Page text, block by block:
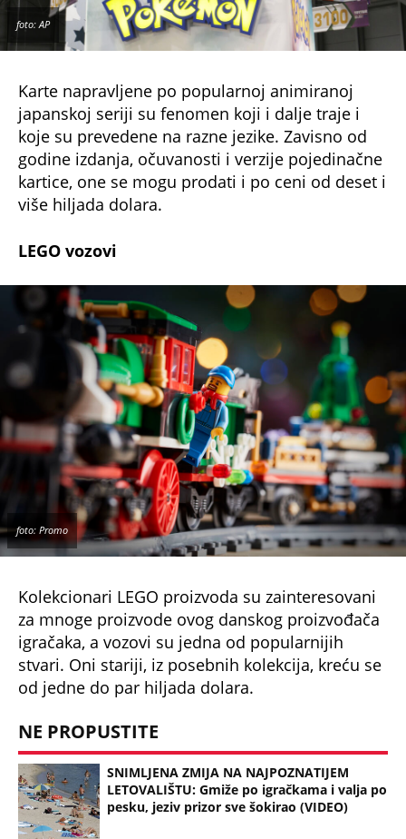
foto: AP
Karte napravljene po popularnoj animiranoj
japanskoj seriji su fenomen koji i dalje traje i
koje su prevedene na razne jezike. Zavisno od
godine izdanja, očuvanosti i verzije pojedinačne
kartice, one se mogu prodati i po ceni od deset i
više hiljada dolara.
LEGO vozovi
foto: Promo
Kolekcionari LEGO proizvoda su zainteresovani
za mnoge proizvode ovog danskog proizvođača
igračaka, a vozovi su jedna od popularnijih
stvari. Oni stariji, iz posebnih kolekcija, kreću se
od jedne do par hiljada dolara.
NE PROPUSTITE
SNIMLJENA ZMIJA NA NAJPOZNATIJEM
LETOVALIŠTU: Gmiže po igračkama i valja po
pesku, jeziv prizor sve šokirao (VIDEO)